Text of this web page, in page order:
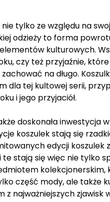
tylko ze względu na
odzieży to forma
kulturowych.
czy też przyjaźnie,
na długo.
dla tej kultowej serii,
i jego przyjaciół.
doskonała inwestycja
koszulek stają się
edycji
stają się więc nie tylko
kolekcjonerskim,
część mody, ale
najważniejszych zjawisk